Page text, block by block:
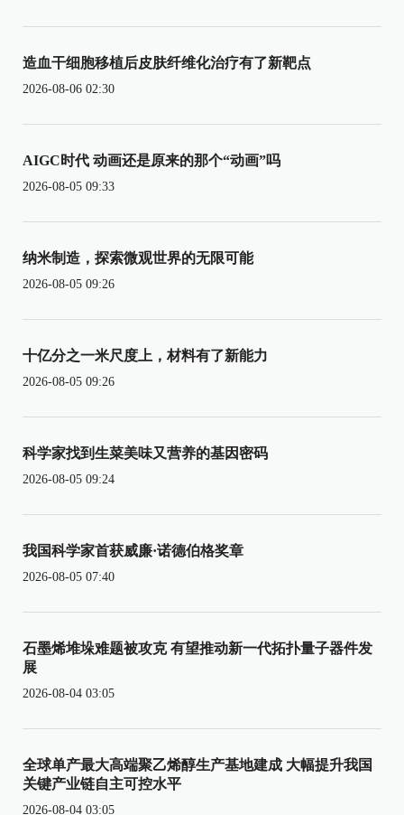
造血干细胞移植后皮肤纤维化治疗有了新靶点
2026-08-06 02:30
AIGC时代 动画还是原来的那个“动画”吗
2026-08-05 09:33
纳米制造，探索微观世界的无限可能
2026-08-05 09:26
十亿分之一米尺度上，材料有了新能力
2026-08-05 09:26
科学家找到生菜美味又营养的基因密码
2026-08-05 09:24
我国科学家首获威廉·诺德伯格奖章
2026-08-05 07:40
石墨烯堆垛难题被攻克 有望推动新一代拓扑量子器件发
展
2026-08-04 03:05
全球单产最大高端聚乙烯醇生产基地建成 大幅提升我国
关键产业链自主可控水平
2026-08-04 03:05